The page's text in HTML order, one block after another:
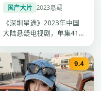
国产大片 2023悬疑
《深圳星途》2023年中国
大陆悬疑电视剧，单集41分
演迪…
9.4